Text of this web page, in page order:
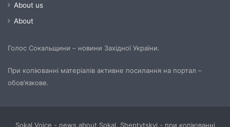
About us
About
Голос Сокальщини – новини Західної України.
При копіюванні матеріалів активне посилання на портал –
обов’язкове.
Sokal Voice - news about Sokal, Sheptytskyi - при копіюванні